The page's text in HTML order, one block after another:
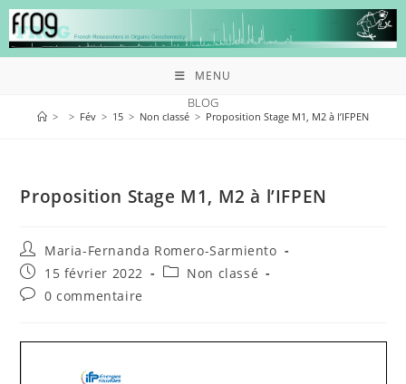
MENU
BLOG
> > Fév > 15 > Non classé > Proposition Stage M1, M2 à l’IFPEN
Proposition Stage M1, M2 à l’IFPEN
Maria-Fernanda Romero-Sarmiento
15 février 2022
Non classé
0 commentaire